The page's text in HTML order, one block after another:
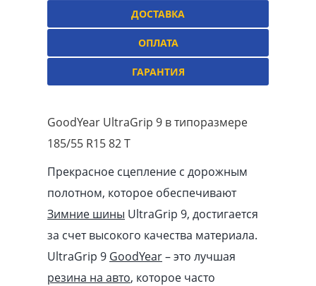
ДОСТАВКА
ОПЛАТА
ГАРАНТИЯ
GoodYear UltraGrip 9 в типоразмере
185/55 R15 82 T
Прекрасное сцепление с дорожным
полотном, которое обеспечивают
Зимние шины UltraGrip 9, достигается
за счет высокого качества материала.
UltraGrip 9 GoodYear– это лучшая
резина на авто, которое часто